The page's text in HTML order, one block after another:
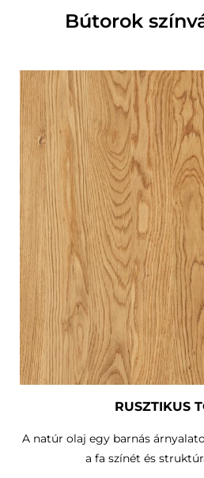
Bútorok
RUSZTIKUS
A natúr olaj egy barnás
a fa színét és